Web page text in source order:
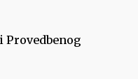
Provedbenog